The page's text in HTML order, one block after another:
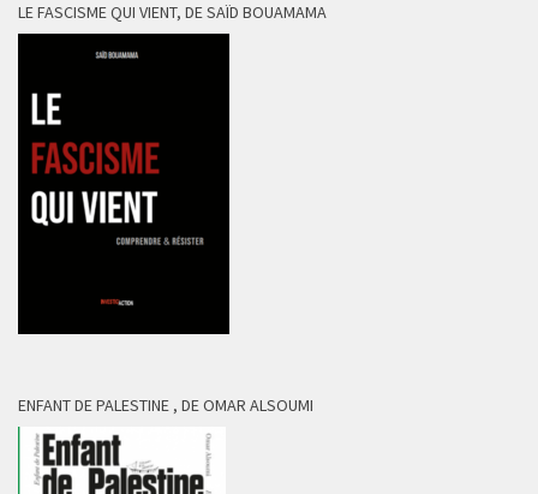
LE FASCISME QUI VIENT, DE SAÏD BOUAMAMA
ENFANT DE PALESTINE , DE OMAR ALSOUMI